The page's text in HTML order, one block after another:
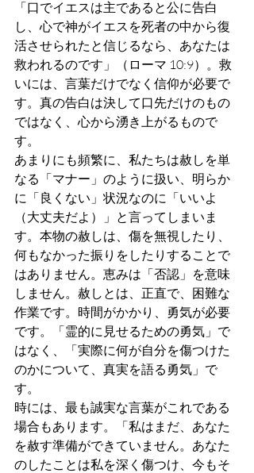
「口でイエスは主であると公に告白
し、心で神がイエスを死者の中から復
活させられたと信じるなら、あなたは
救われるのです」（ローマ 10:9）。救
いには、言葉だけでなく信仰が必要で
す。真の告白は決して口先だけのもの
ではなく、心から湧き上がるもので
す。
あまりにも頻繁に、私たちは赦しを単
なる「マナー」のように扱い、明らか
に「良くない」状況なのに「いいよ
（大丈夫だよ）」と言ってしまいま
す。本物の赦しは、傷を無視したり、
何もなかった振りをしたりすることで
はありません。恵みは「否認」を意味
しません。赦しとは、正直で、困難な
作業です。時間がかかり、勇気が必要
です。「霊的に見せるための勇気」で
はなく、「実際に何が自分を傷つけた
のかについて、真実を語る勇気」で
す。
時には、最も誠実な言葉がこれである
場合もあります。「私はまだ、あなた
を赦す準備ができていません。あなた
のしたことは私を深く傷つけ、今もそ